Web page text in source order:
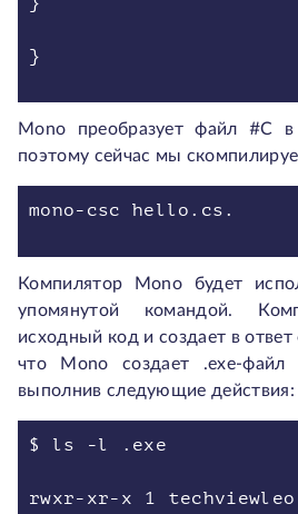
}
Mono преобразует файл #C
поэтому сейчас мы
mono-csc hello.cs.
Компилятор Mono будет
упомянутой командой.
исходный код и создает в
что Mono создает .exe-файл
выполнив следующие действия:
$ ls -l .exe
rwxr-xr-x 1